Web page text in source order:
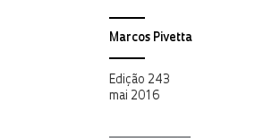
Marcos Pivetta
Edição 243
mai 2016